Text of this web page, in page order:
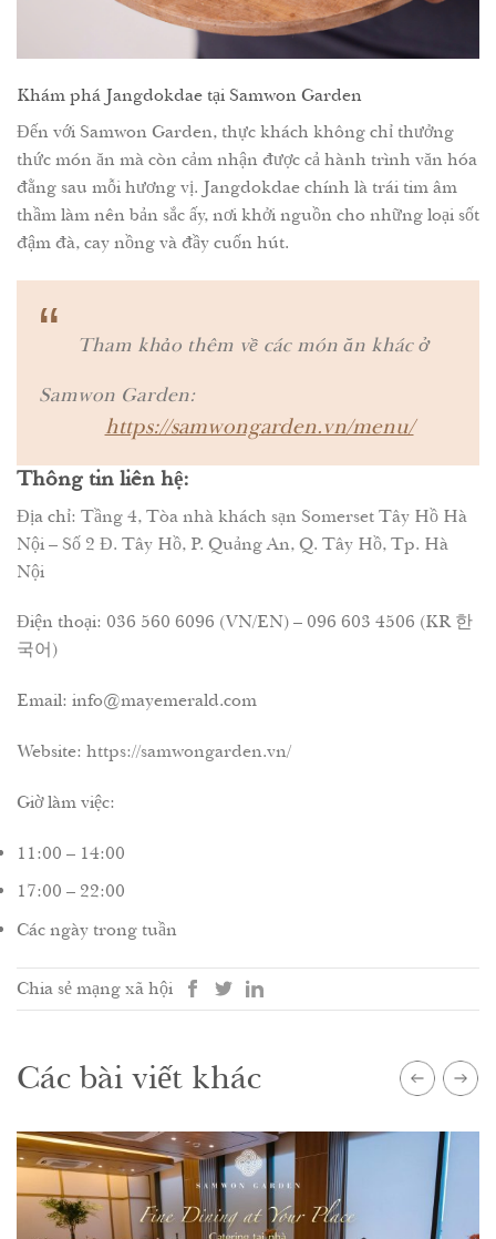
Khám phá Jangdokdae tại Samwon Garden
Đến với Samwon Garden, thực khách không chỉ thưởng
thức món ăn mà còn cảm nhận được cả hành trình văn hóa
đằng sau mỗi hương vị. Jangdokdae chính là trái tim âm
thầm làm nên bản sắc ấy, nơi khởi nguồn cho những loại sốt
đậm đà, cay nồng và đầy cuốn hút.
“ Tham khảo thêm về các món ăn khác ở
Samwon Garden:
https://samwongarden.vn/menu/
Thông tin liên hệ:
Địa chỉ: Tầng 4, Tòa nhà khách sạn Somerset Tây Hồ Hà
Nội – Số 2 Đ. Tây Hồ, P. Quảng An, Q. Tây Hồ, Tp. Hà
Nội
Điện thoại: 036 560 6096 (VN/EN) – 096 603 4506 (KR 한
국어)
Email: info@mayemerald.com
Website: https://samwongarden.vn/
Giờ làm việc:
11:00 – 14:00
17:00 – 22:00
Các ngày trong tuần
Chia sẻ mạng xã hội
Các bài viết khác